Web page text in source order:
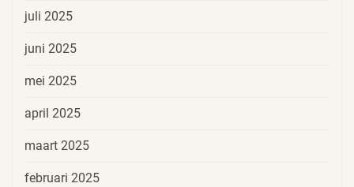
juli 2025
juni 2025
mei 2025
april 2025
maart 2025
februari 2025